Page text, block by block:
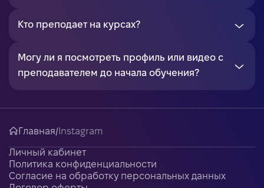
Кто преподает на курсах?
Могу ли я посмотреть профиль или видео с
преподавателем до начала обучения?
Главная/ Instagram
Личный кабинет
Политика конфиденциальности
Согласие на обработку персональных данных